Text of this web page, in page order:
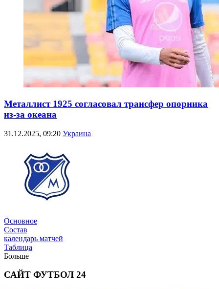
Металлист 1925 согласовал трансфер опорника
из-за океана
31.12.2025, 09:20 Украина
Новости
Основное
Состав
календарь матчей
Таблица
Больше
САЙТ ФУТБОЛ 24